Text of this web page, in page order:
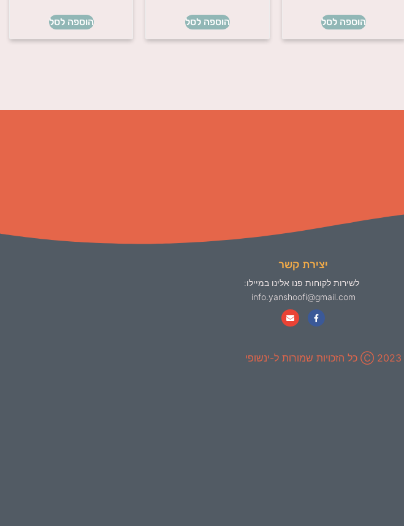
הוספה לסל הוספה לסל הוספה לסל
יצירת קשר
לשירות לקוחות פנו אלינו במיילו:
info.yanshoofi@gmail.com
2023 Ⓒ כל הזכויות שמורות ל-ינשופי